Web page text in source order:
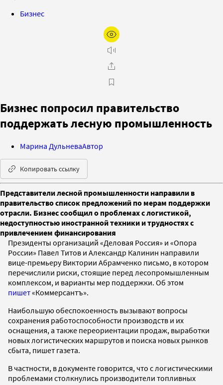
Бизнес
Бизнес попросил правительство
поддержать лесную промышленность
Марина ДульневаАвтор
Копировать ссылку
Представители лесной промышленности направили в
правительство список предложений по мерам поддержки
отрасли. Бизнес сообщил о проблемах с логистикой,
недоступностью иностранной техники и трудностях с
привлечением финансирования
Президенты организаций «Деловая Россия» и «Опора
России» Павел Титов и Александр Калинин направили
вице-премьеру Виктории Абрамченко письмо, в котором
перечислили риски, стоящие перед лесопромышленным
комплексом, и варианты мер поддержки. Об этом
пишет«Коммерсантъ».
Наибольшую обеспокоенность вызывают вопросы
сохранения работоспособности производств и их
оснащения, а также переориентации продаж, выработки
новых логистических маршрутов и поиска новых рынков
сбыта, пишет газета.
В частности, в документе говорится, что с логистическими
проблемами столкнулись производители топливных